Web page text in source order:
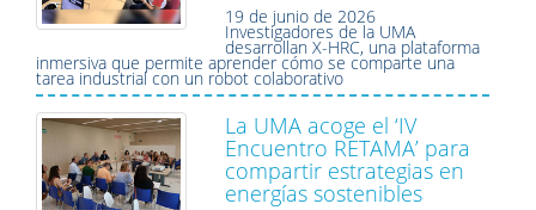
19 de junio de 2026
Investigadores de la UMA
desarrollan X-HRC, una plataforma
inmersiva que permite aprender cómo se comparte una
tarea industrial con un robot colaborativo
La UMA acoge el ‘IV
Encuentro RETAMA’ para
compartir estrategias en
energías sostenibles